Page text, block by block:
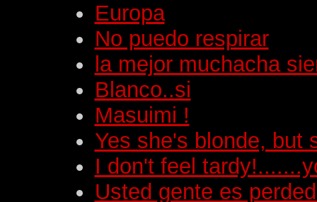
Europa
No puedo respirar
la mejor muchacha
Blanco..si
Masuimi !
Yes she's blonde, but
I don't feel
Usted gente es